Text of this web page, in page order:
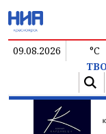
09.08.2026 °C